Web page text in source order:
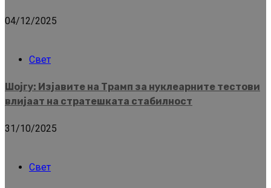
04/12/2025
Свет
Шојгу: Изјавите на Трамп за нуклеарните тестови
влијаат на стратешката стабилност
31/10/2025
Свет